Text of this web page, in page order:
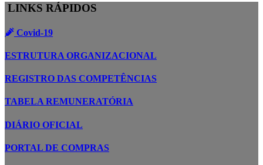
LINKS RÁPIDOS
Covid-19
ESTRUTURA ORGANIZACIONAL
REGISTRO DAS COMPETÊNCIAS
TABELA REMUNERATÓRIA
DIÁRIO OFICIAL
PORTAL DE COMPRAS